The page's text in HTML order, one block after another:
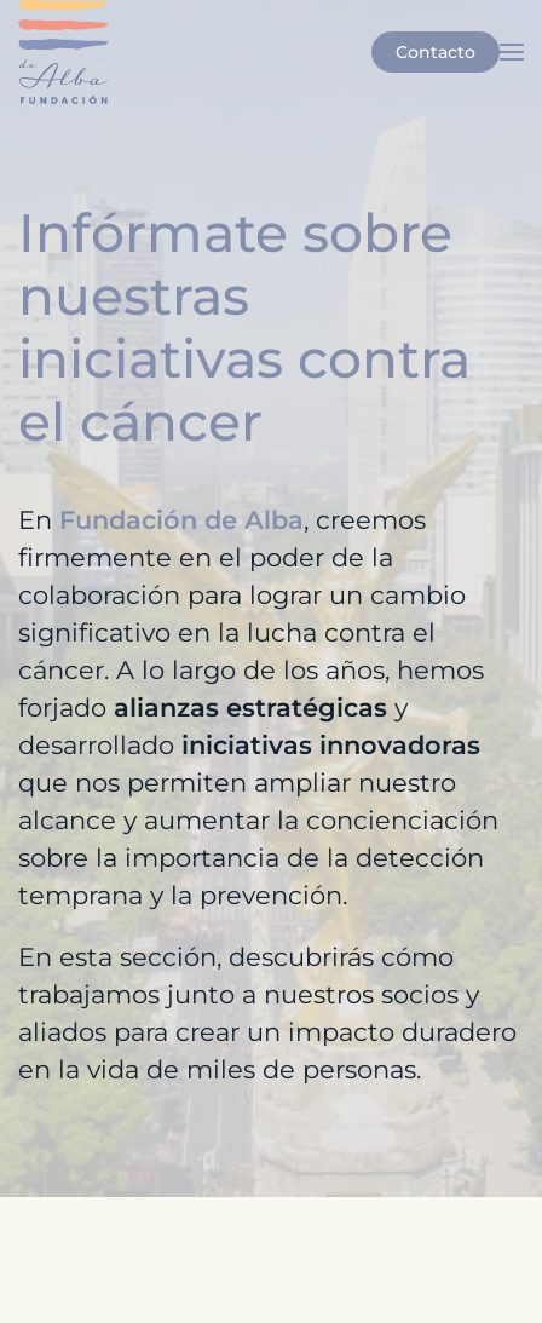
Skip to main content Contacto
Infórmate sobre
nuestras
iniciativas contra
el cáncer
En Fundación de Alba, creemos
firmemente en el poder de la
colaboración para lograr un cambio
significativo en la lucha contra el
cáncer. A lo largo de los años, hemos
forjado alianzas estratégicas y
desarrollado iniciativas innovadoras
que nos permiten ampliar nuestro
alcance y aumentar la concienciación
sobre la importancia de la detección
temprana y la prevención.
En esta sección, descubrirás cómo
trabajamos junto a nuestros socios y
aliados para crear un impacto duradero
en la vida de miles de personas.